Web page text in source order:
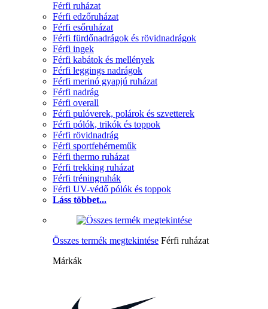
Férfi ruházat
Férfi edzőruházat
Férfi esőruházat
Férfi fürdőnadrágok és rövidnadrágok
Férfi ingek
Férfi kabátok és mellények
Férfi leggings nadrágok
Férfi merinó gyapjú ruházat
Férfi nadrág
Férfi overall
Férfi pulóverek, polárok és szvetterek
Férfi pólók, trikók és toppok
Férfi rövidnadrág
Férfi sportfehérneműk
Férfi thermo ruházat
Férfi trekking ruházat
Férfi tréningruhák
Férfi UV-védő pólók és toppok
Láss többet...
Összes termék megtekintése Férfi ruházat
Márkák